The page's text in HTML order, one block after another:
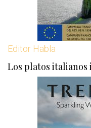
Editor Habla
Los platos